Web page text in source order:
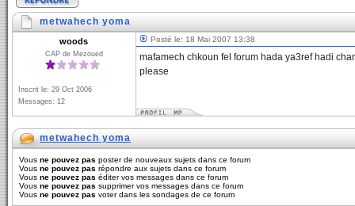
metwahech yoma
woods
CAP de Mezoued
Inscrit le: 29 Oct 2006
Messages: 12
Posté le: 18 Mai 2007 13:38
mafamech chkoun fel forum hada ya3ref hadi
please
metwahech yoma
Vous ne pouvez pas poster de nouveaux sujets dans ce forum
Vous ne pouvez pas répondre aux sujets dans ce forum
Vous ne pouvez pas éditer vos messages dans ce forum
Vous ne pouvez pas supprimer vos messages dans ce forum
Vous ne pouvez pas voter dans les sondages de ce forum